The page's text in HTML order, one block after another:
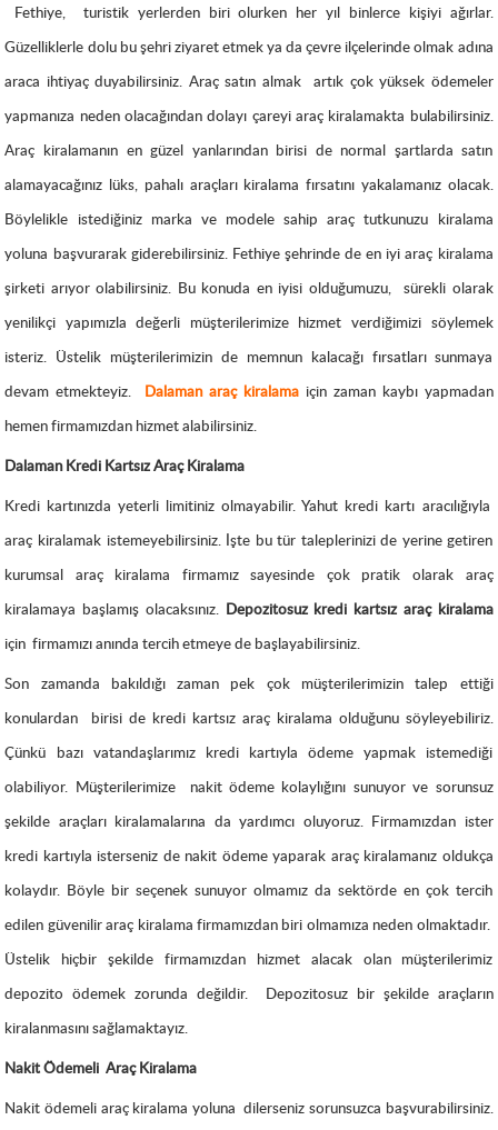
Fethiye,
turistik yerlerden biri olurken her yıl binlerce kişiyi ağırlar.
Güzelliklerle dolu bu şehri ziyaret etmek ya da çevre ilçelerinde olmak adına
araca ihtiyaç duyabilirsiniz. Araç satın almak artık çok yüksek ödemeler
yapmanıza neden olacağından dolayı çareyi araç kiralamakta bulabilirsiniz.
Araç kiralamanın en güzel yanlarından birisi de normal şartlarda satın
alamayacağınız lüks, pahalı araçları kiralama fırsatını yakalamanız olacak.
Böylelikle istediğiniz marka ve modele sahip araç tutkunuzu kiralama
yoluna başvurarak giderebilirsiniz. Fethiye şehrinde de en iyi araç kiralama
şirketi arıyor olabilirsiniz. Bu konuda en iyisi olduğumuzu, sürekli olarak
yenilikçi yapımızla değerli müşterilerimize hizmet verdiğimizi söylemek
isteriz. Üstelik müşterilerimizin de memnun kalacağı fırsatları sunmaya
devam etmekteyiz.
Dalaman araç kiralama için zaman kaybı yapmadan
hemen firmamızdan hizmet alabilirsiniz.
Dalaman Kredi KartsızAraç Kiralama
Kredi kartınızda yeterli limitiniz olmayabilir. Yahut kredi kartı aracılığıyla
araç kiralamak istemeyebilirsiniz. İşte bu tür taleplerinizi de yerine getiren
kurumsal araç kiralama firmamız sayesinde çok pratik olarak araç
kiralamaya başlamış olacaksınız. Depozitosuz kredi kartsız araç kiralama
için firmamızı anında tercih etmeye de başlayabilirsiniz.
Son zamanda bakıldığı zaman pek çok müşterilerimizin talep ettiği
konulardan
birisi de kredi kartsız araç kiralama olduğunu söyleyebiliriz.
Çünkü bazı vatandaşlarımız kredi kartıyla ödeme yapmak istemediği
olabiliyor. Müşterilerimize
nakit ödeme kolaylığını sunuyor ve sorunsuz
şekilde araçları kiralamalarına da yardımcı oluyoruz. Firmamızdan ister
kredi kartıyla isterseniz de nakit ödeme yaparak araç kiralamanız oldukça
kolaydır. Böyle bir seçenek sunuyor olmamız da sektörde en çok tercih
edilen güvenilir araç kiralama firmamızdan biri olmamıza neden olmaktadır.
Üstelik hiçbir şekilde firmamızdan hizmet alacak olan müşterilerimiz
depozito ödemek zorunda değildir.
Depozitosuz bir şekilde araçların
kiralanmasını sağlamaktayız.
Nakit Ödemeli Araç Kiralama
Nakit ödemeli araç kiralama yoluna dilerseniz sorunsuzca başvurabilirsiniz.